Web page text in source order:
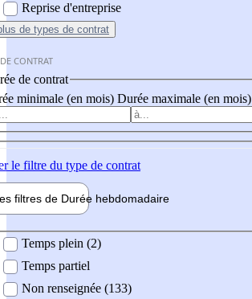
Reprise d'entreprise
de types de contrat
CONTRAT
de contrat
minimale (en mois) Durée maximale (en mois)
le filtre du type de contrat
filtres de Durée hebdomadaire
Temps plein (2)
Temps partiel
Non renseignée (133)